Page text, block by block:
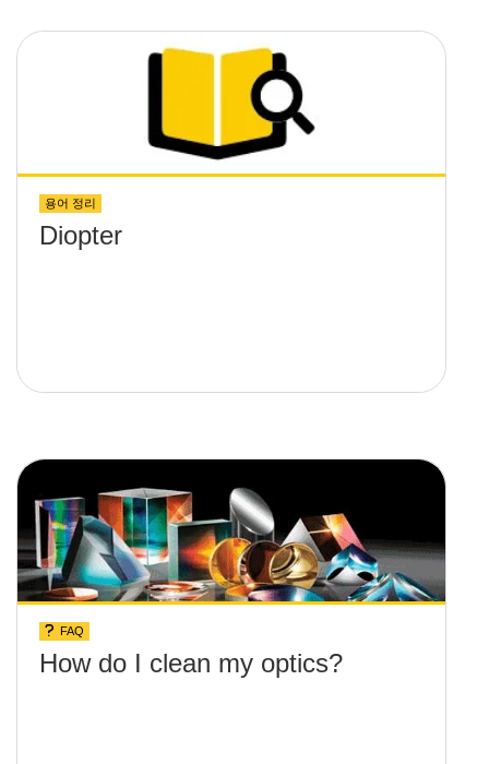
용어 정리
Diopter
FAQ
How do I clean my optics?